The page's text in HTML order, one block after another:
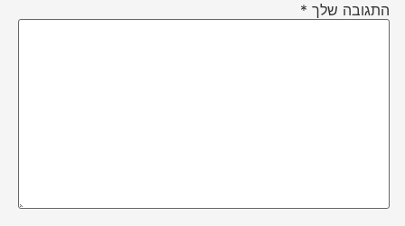
התגובה שלך *